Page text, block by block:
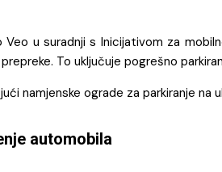
Veo u suradnji s Inicijativom za
To uključuje pogrešno
namjenske ograde za parkiranje
automobila